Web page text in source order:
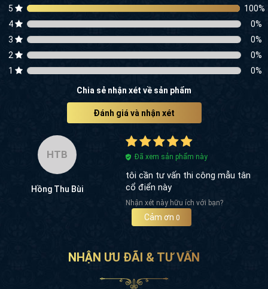
5 100%
4
0%
3
0%
2
0%
1
0%
Chia sẻ nhận xét về sản phẩm
Đánh giá và nhận xét
HTB
Hồng Thu Bùi
Đã xem sản phẩm này
tôi cần tư vấn thi công mẫu tân
cổ điển này
Nhận xét này hữu ích với bạn?
Cảm ơn 0
NHẬN ƯU ĐÃI & TƯ VẤN